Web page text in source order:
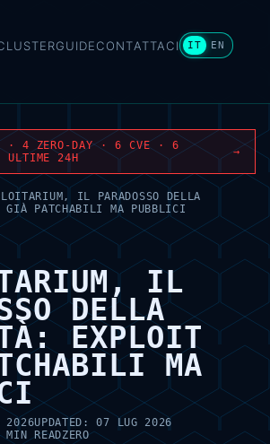
GUIDECONTATTACI IT EN
4 ZERO-DAY · 6 CVE · 6
ULTIME 24H
→
IL PARADOSSO DELLA
GIÀ PATCHABILI MA PUBBLICI
IL
DELLA
EXPLOIT
MA
2026UPDATED:07 LUG 2026
MIN READZERO